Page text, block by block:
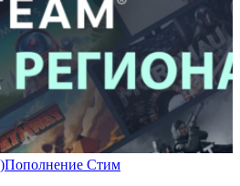
Пополнение Стим